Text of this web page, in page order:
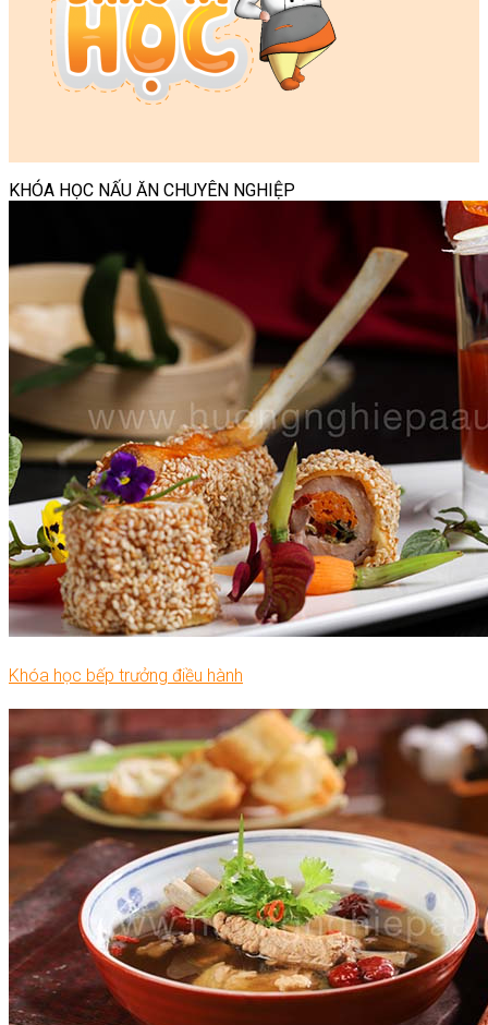
KHÓA HỌC NẤU ĂN CHUYÊN NGHIỆP
Khóa học bếp trưởng điều hành